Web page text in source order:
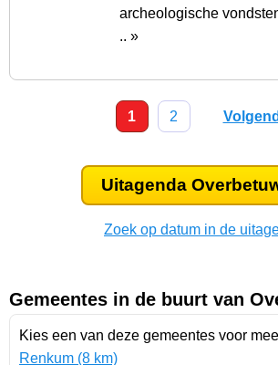
archeologische
.. »
1 2
Uitagenda
Zoek op datum in de
Gemeentes in de buurt van
Kies een van deze gemeentes voor
Renkum (8 km)